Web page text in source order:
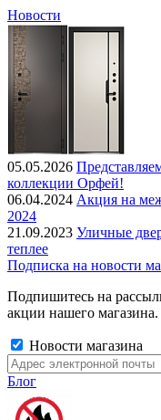
Новости
05.05.2026
коллекции Орфей!
06.04.2024 Акция на
2024
21.09.2023 Уличные
теплее
Подписка на новости
Подпишитесь на
акции нашего магазина.
Новости магазина
Блог